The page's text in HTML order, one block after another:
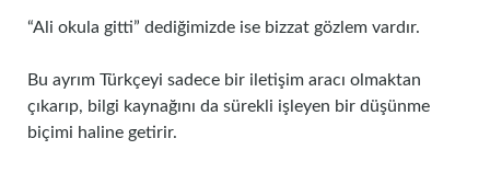
“Ali okula gitti” dediğimizde ise bizzat gözlem vardır.
Bu ayrım Türkçeyi sadece bir iletişim aracı olmaktan
çıkarıp, bilgi kaynağını da sürekli işleyen bir düşünme
biçimi haline getirir.